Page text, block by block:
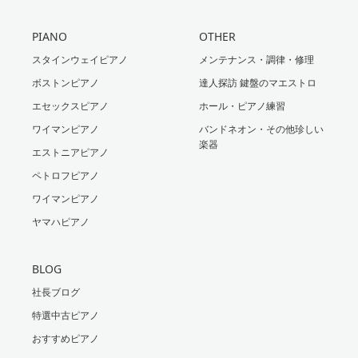
PIANO
スタインウェイピアノ
ボストンピアノ
エセックスピアノ
ワイマンピアノ
エストニアピアノ
ペトロフピアノ
ワイマンピアノ
ヤマハピアノ
OTHER
メンテナンス・調律・修理
達人探訪 鍵盤のマエストロ
ホール・ピアノ練習
バンドネオン・その他珍しい
楽器
BLOG
社長ブログ
特選中古ピアノ
おすすめピアノ